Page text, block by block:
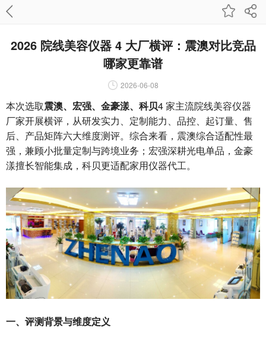
2026 院线美容仪器 4 大厂横评：震澳对比竞品
哪家更靠谱
2026-06-08
本次选取震澳、宏强、金豪漾、科贝4 家主流院线美容仪器
厂家开展横评，从研发实力、定制能力、品控、起订量、售
后、产品矩阵六大维度测评。综合来看，震澳综合适配性最
强，兼顾小批量定制与跨境业务；宏强深耕光电单品，金豪
漾擅长智能集成，科贝更适配家用仪器代工。
一、评测背景与维度定义